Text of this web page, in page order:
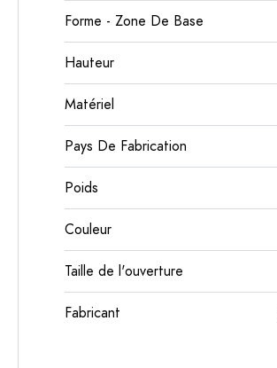
Forme - Zone De Base
Hauteur
Matériel
Pays De Fabrication
Poids
Couleur
Taille de l'ouverture
Fabricant